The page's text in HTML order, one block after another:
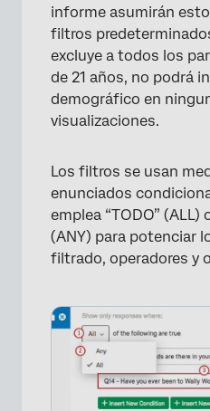
informe asumirán
filtros
excluye a todos los
de 21 años, no podrá
demográfico en
visualizaciones.
Los filtros se usan
enunciados
emplea “TODO” (ALL)
(ANY) para potenciar
filtrado, operadores y